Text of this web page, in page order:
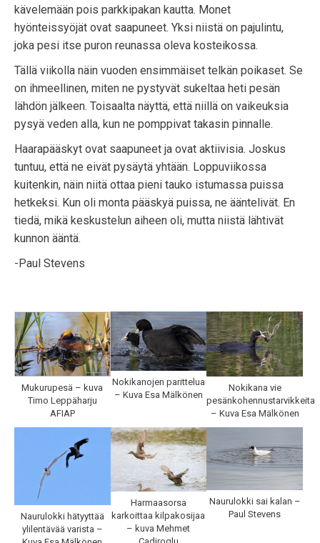
kävelemään pois parkkipakan kautta. Monet
hyönteissyöjät ovat saapuneet. Yksi niistä on pajulintu,
joka pesi itse puron reunassa oleva kosteikossa.
Tällä viikolla näin vuoden ensimmäiset telkän poikaset. Se
on ihmeellinen, miten ne pystyvät sukeltaa heti pesän
lähdön jälkeen. Toisaalta näyttä, että niillä on vaikeuksia
pysyä veden alla, kun ne pomppivat takasin pinnalle.
Haarapääskyt ovat saapuneet ja ovat aktiivisia. Joskus
tuntuu, että ne eivät pysäytä yhtään. Loppuviikossa
kuitenkin, näin niitä ottaa pieni tauko istumassa puissa
hetkeksi. Kun oli monta pääskyä puissa, ne ääntelivät. En
tiedä, mikä keskustelun aiheen oli, mutta niistä lähtivät
kunnon ääntä.
-Paul Stevens
Mukurupesä – kuva
Timo Leppäharju
AFIAP
Nokikanojen parittelua
– Kuva Esa Mälkönen
Nokikana vie
pesänkohennustarvikkeita
– Kuva Esa Mälkönen
Naurulokki hätyyttää
ylilentävää varista –
Harmaasorsa
karkoittaa kilpakosijaa
– kuva Mehmet
Naurulokki sai kalan –
Paul Stevens